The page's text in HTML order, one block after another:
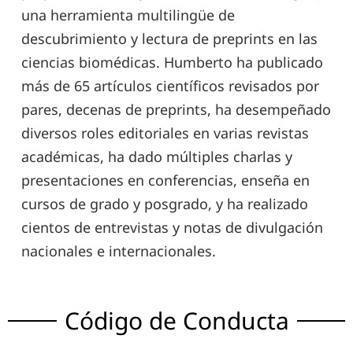
una herramienta multilingüe de
descubrimiento y lectura de preprints en las
ciencias biomédicas. Humberto ha publicado
más de 65 artículos científicos revisados por
pares, decenas de preprints, ha desempeñado
diversos roles editoriales en varias revistas
académicas, ha dado múltiples charlas y
presentaciones en conferencias, enseña en
cursos de grado y posgrado, y ha realizado
cientos de entrevistas y notas de divulgación
nacionales e internacionales.
Código de Conducta